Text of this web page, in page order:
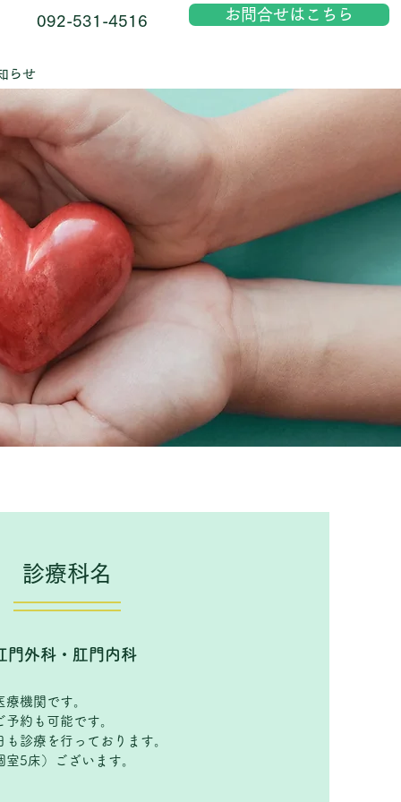
092-531-4516 お問合せはこちら
らせ
診療科名
門外科・肛門内科
機関です。
約も可能です。
も診療を行っております。
室5床）ございます。